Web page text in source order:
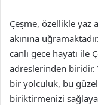
Çeşme, özellikle yaz
akınına
canlı gece hayatı ile
adreslerinden biridir.
bir yolculuk, bu
biriktirmenizi